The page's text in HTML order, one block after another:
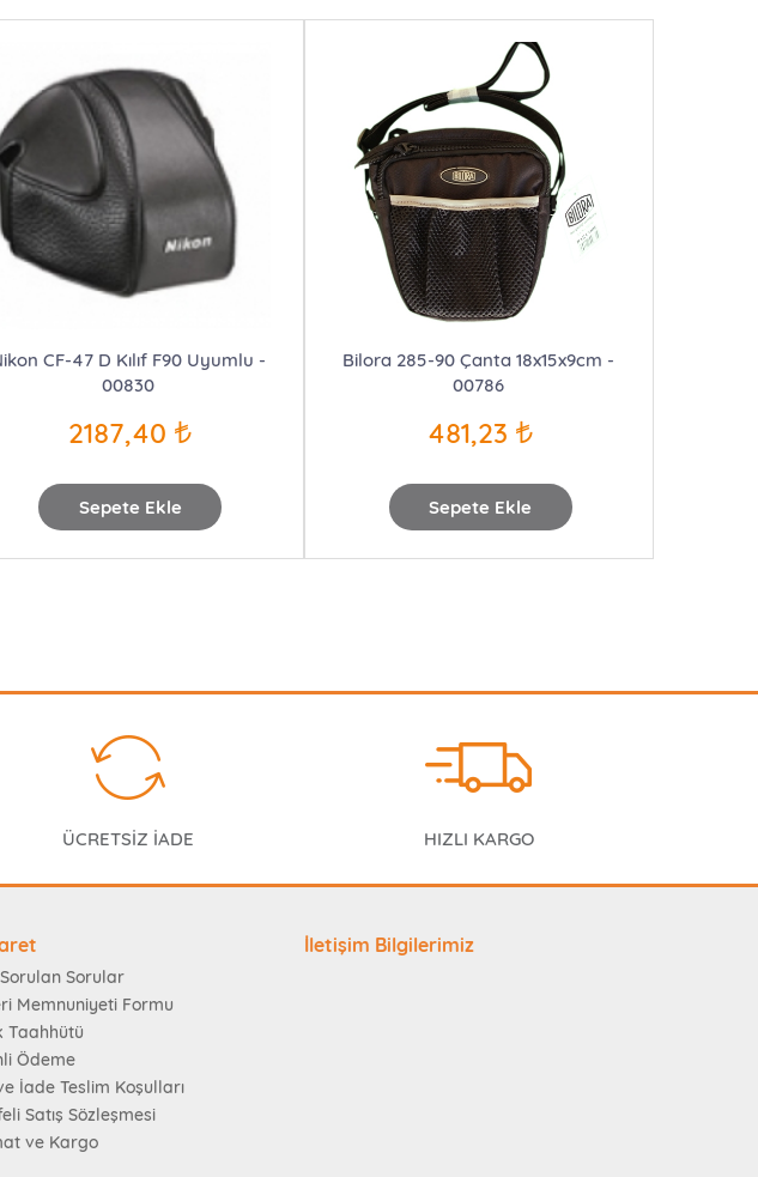
Sepete Ekle
CF-47 D Kılıf F90 Uyumlu -
00830
2187,40
Sepete Ekle
Bilora 285-90 Çanta 18x15x9cm -
00786
481,23
ÜCRETSİZ İADE HIZLI KARGO
Sorulan Sorular
Memnuniyeti Formu
Taahhütü
Ödeme
İade Teslim Koşulları
Satış Sözleşmesi
ve Kargo
İletişim Bilgilerimiz